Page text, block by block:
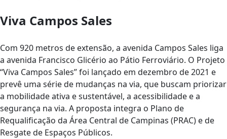
Viva Campos Sales
Com 920 metros de extensão, a avenida Campos Sales liga
a avenida Francisco Glicério ao Pátio Ferroviário. O Projeto
“Viva Campos Sales” foi lançado em dezembro de 2021 e
prevê uma série de mudanças na via, que buscam priorizar
a mobilidade ativa e sustentável, a acessibilidade e a
segurança na via. A proposta integra o Plano de
Requalificação da Área Central de Campinas (PRAC) e de
Resgate de Espaços Públicos.